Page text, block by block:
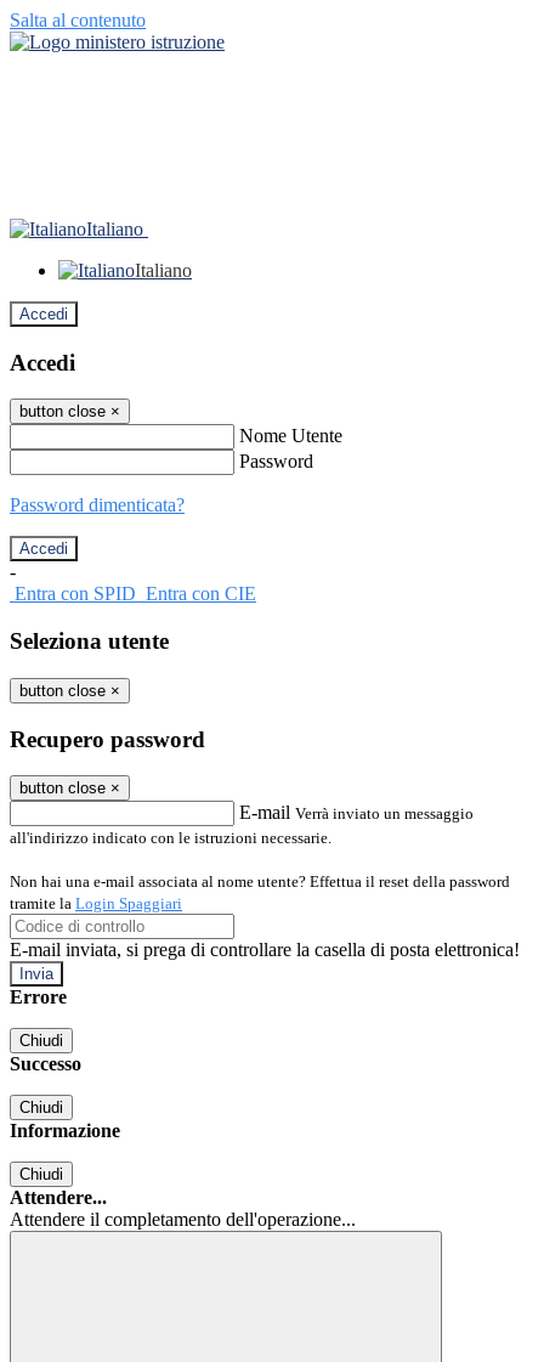
Salta al contenuto
Italiano
Italiano
Accedi
Accedi
button close ×
Nome Utente
Password
Password dimenticata?
-
Entra con SPID Entra con CIE
Seleziona utente
button close ×
Recupero password
button close ×
E-mail Verrà inviato un messaggio
all'indirizzo indicato con le istruzioni necessarie.
Non hai una e-mail associata al nome utente? Effettua il reset della password
tramite la Login Spaggiari
E-mail inviata, si prega di controllare la casella di posta elettronica!
Errore
Chiudi
Successo
Chiudi
Informazione
Chiudi
Attendere...
Attendere il completamento dell'operazione...